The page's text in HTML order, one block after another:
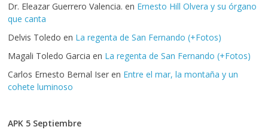
Dr. Eleazar Guerrero Valencia. en Ernesto Hill Olvera y su órgano
que canta
Delvis Toledo en La regenta de San Fernando (+Fotos)
Magali Toledo Garcia en La regenta de San Fernando (+Fotos)
Carlos Ernesto Bernal Iser en Entre el mar, la montaña y un
cohete luminoso
APK 5 Septiembre